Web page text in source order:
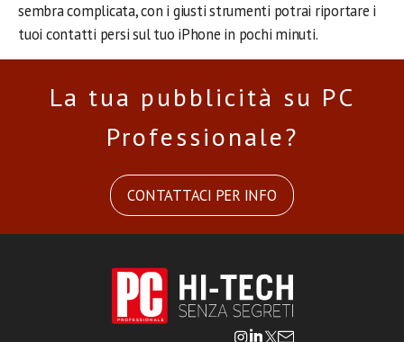
sembra complicata, con i giusti strumenti potrai riportare i
tuoi contatti persi sul tuo iPhone in pochi minuti.
La tua pubblicità su PC
Professionale?
CONTATTACI PER INFO